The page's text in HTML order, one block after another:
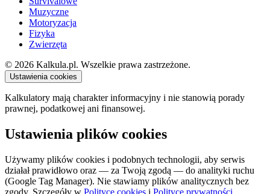
Muzyczne
Motoryzacja
Fizyka
Zwierzęta
© 2026 Kalkula.pl. Wszelkie prawa zastrzeżone.
Ustawienia cookies
Kalkulatory mają charakter informacyjny i nie stanowią porady
prawnej, podatkowej ani finansowej.
Ustawienia plików cookies
Używamy plików cookies i podobnych technologii, aby serwis
działał prawidłowo oraz — za Twoją zgodą — do analityki ruchu
(Google Tag Manager). Nie stawiamy plików analitycznych bez
zgody. Szczegóły w Polityce cookies i Polityce prywatności